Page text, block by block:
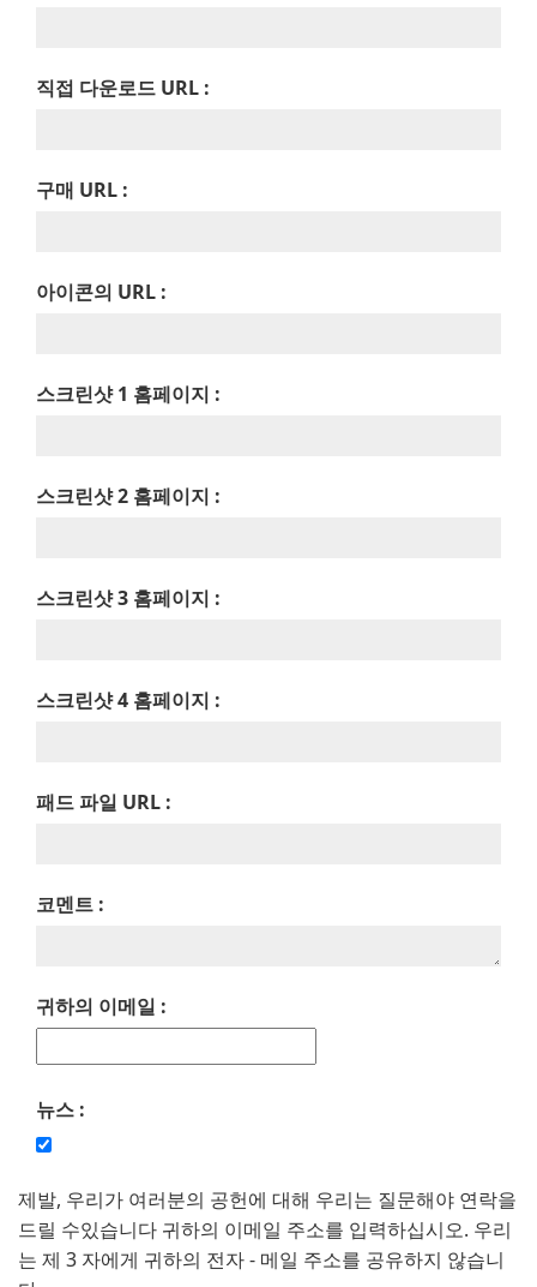
직접 다운로드 URL :
구매 URL :
아이콘의 URL :
스크린샷 1 홈페이지 :
스크린샷 2 홈페이지 :
스크린샷 3 홈페이지 :
스크린샷 4 홈페이지 :
패드 파일 URL :
코멘트 :
귀하의 이메일 :
뉴스 :
제발, 우리가 여러분의 공헌에 대해 우리는 질문해야 연락을
드릴 수있습니다 귀하의 이메일 주소를 입력하십시오. 우리
는 제 3 자에게 귀하의 전자 - 메일 주소를 공유하지 않습니